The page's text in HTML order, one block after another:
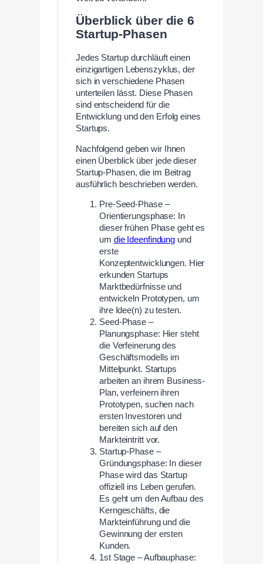
Überblick über die 6
Startup-Phasen
Jedes Startup durchläuft einen
einzigartigen Lebenszyklus, der
sich in verschiedene Phasen
unterteilen lässt. Diese Phasen
sind entscheidend für die
Entwicklung und den Erfolg eines
Startups.
Nachfolgend geben wir Ihnen
einen Überblick über jede dieser
Startup-Phasen, die im Beitrag
ausführlich beschrieben werden.
Pre-Seed-Phase –
Orientierungsphase: In
dieser frühen Phase geht es
um die Ideenfindung und
erste
Konzeptentwicklungen. Hier
erkunden Startups
Marktbedürfnisse und
entwickeln Prototypen, um
ihre Idee(n) zu testen.
Seed-Phase –
Planungsphase: Hier steht
die Verfeinerung des
Geschäftsmodells im
Mittelpunkt. Startups
arbeiten an ihrem Business-
Plan, verfeinern ihren
Prototypen, suchen nach
ersten Investoren und
bereiten sich auf den
Markteintritt vor.
Startup-Phase –
Gründungsphase: In dieser
Phase wird das Startup
offiziell ins Leben gerufen.
Es geht um den Aufbau des
Kerngeschäfts, die
Markteinführung und die
Gewinnung der ersten
Kunden.
1st Stage – Aufbauphase: